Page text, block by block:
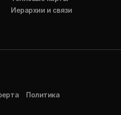
Иерархии и связи
Политика